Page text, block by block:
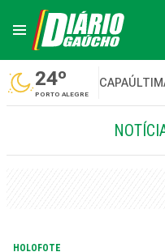
24º
PORTO ALEGRE
CAPA
HOLOFOTE